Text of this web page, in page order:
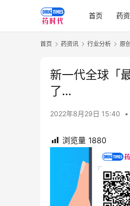
首页 药
首页 药资讯 行业分析 原
新一代全球「
了…
2022年8月29日 15:40 •
浏览量 1880